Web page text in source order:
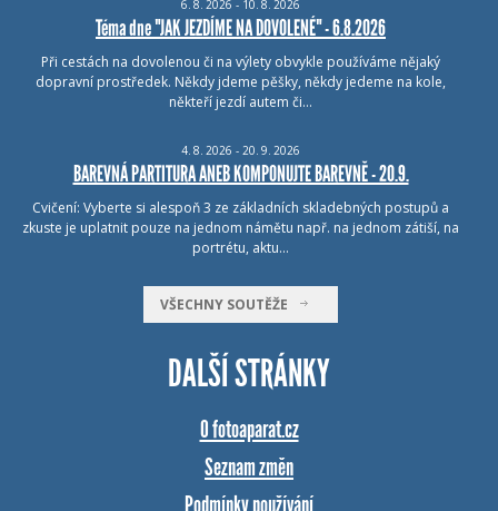
6. 8. 2026 - 10. 8. 2026
Téma dne "JAK JEZDÍME NA DOVOLENÉ" - 6.8.2026
Při cestách na dovolenou či na výlety obvykle používáme nějaký
dopravní prostředek. Někdy jdeme pěšky, někdy jedeme na kole,
někteří jezdí autem či…
4. 8. 2026 - 20. 9. 2026
BAREVNÁ PARTITURA ANEB KOMPONUJTE BAREVNĚ - 20.9.
Cvičení: Vyberte si alespoň 3 ze základních skladebných postupů a
zkuste je uplatnit pouze na jednom námětu např. na jednom zátiší, na
portrétu, aktu…
VŠECHNY SOUTĚŽE
DALŠÍ STRÁNKY
O fotoaparat.cz
Seznam změn
Podmínky používání